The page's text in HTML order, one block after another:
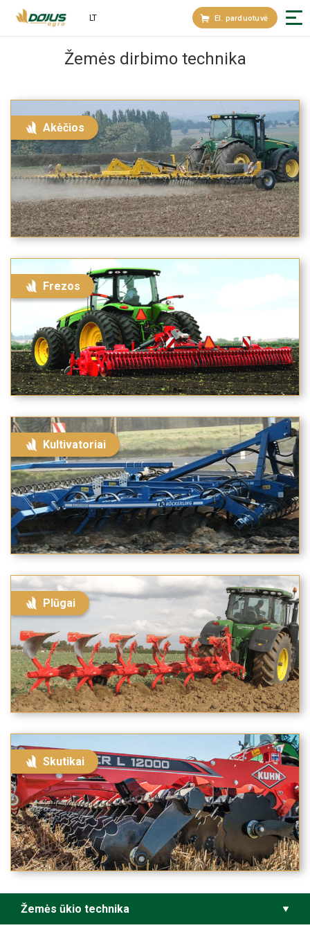
LT El. parduotuvė
Žemės ūkio technika
Žemės dirbimo technika
Akėčios
Frezos
Kultivatoriai
Plūgai
Skutikai